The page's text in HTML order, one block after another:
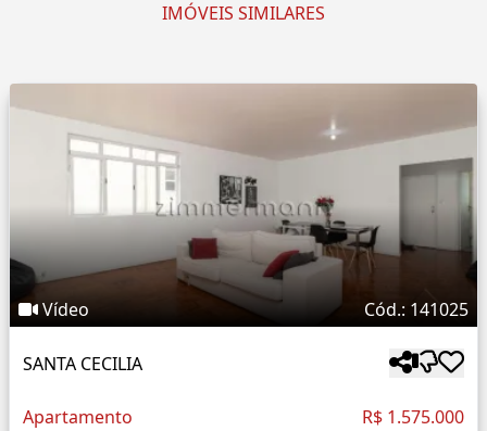
IMÓVEIS SIMILARES
Vídeo Cód.: 141025
SANTA CECILIA
Apartamento R$ 1.575.000